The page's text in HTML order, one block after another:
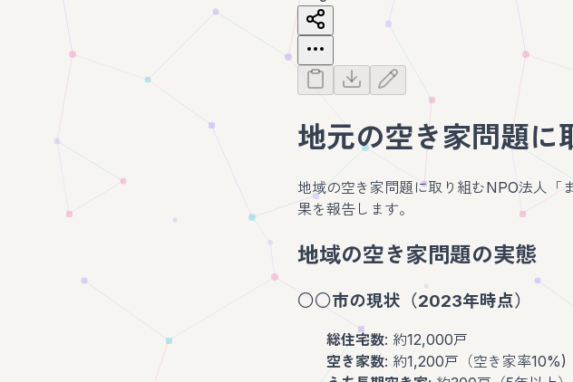
地元の空き家問題に
地域の空き家問題に取り組むNPO法人
果を報告します。
地域の空き家問題の実態
○○市の現状（2023年時点）
総住宅数: 約12,000戸
空き家数: 約1,200戸（空き家率10%)